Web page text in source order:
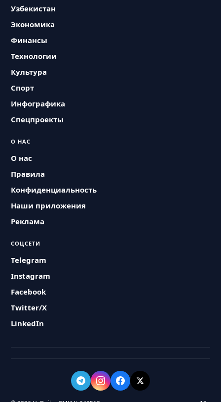
Узбекистан
Экономика
Финансы
Технологии
Культура
Спорт
Инфографика
Спецпроекты
О НАС
О нас
Правила
Конфиденциальность
Наши приложения
Реклама
СОЦСЕТИ
Telegram
Instagram
Facebook
Twitter/X
LinkedIn